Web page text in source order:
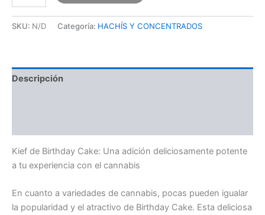
SKU: N/D Categoría: HACHÍS Y CONCENTRADOS
Descripción
Kief de Birthday Cake: Una adición deliciosamente potente
a tu experiencia con el cannabis
En cuanto a variedades de cannabis, pocas pueden igualar
la popularidad y el atractivo de Birthday Cake. Esta deliciosa